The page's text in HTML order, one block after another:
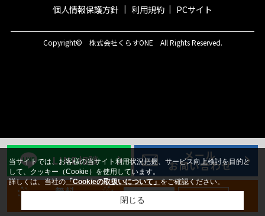
個人情報保護方針 利用規約 PCサイト
LINE相談 メール
お問い合わせ
無料 新規登録
Copyright© 株式会社くらすONE All Rights Reserved.
当サイトでは、お客様の当サイト利用状況把握、サービス向上検討を目的と
して、クッキー（Cookie）を使用しています。
詳しくは、当社の「Cookieの取扱いについて」をご確認ください。
閉じる